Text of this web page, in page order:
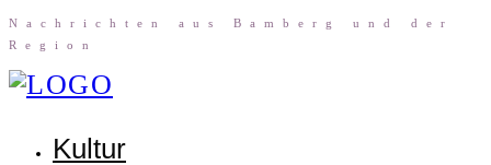
Nach­rich­ten aus Bam­berg und der
Region
Kul­tur